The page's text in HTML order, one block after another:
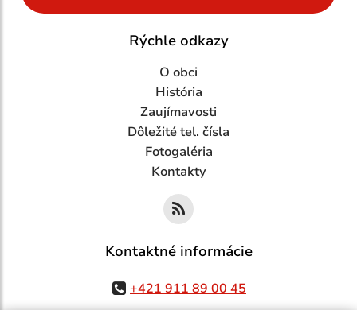
Rýchle odkazy
O obci
História
Zaujímavosti
Dôležité tel. čísla
Fotogaléria
Kontakty
Kontaktné informácie
+421 911 89 00 45